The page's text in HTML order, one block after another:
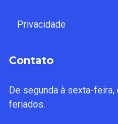
Privacidade
Contato
De segunda à sexta-
feriados.